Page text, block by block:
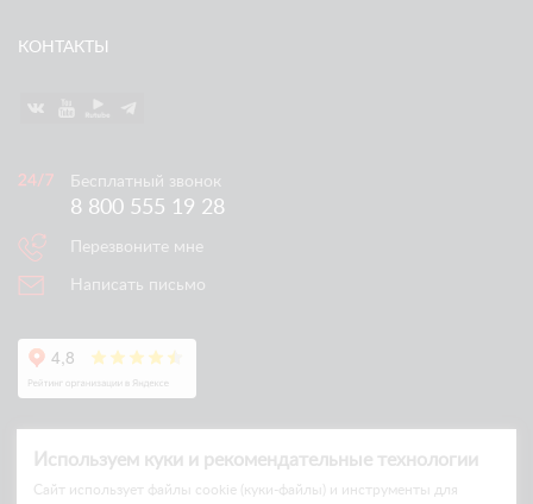
КОНТАКТЫ
Бесплатный звонок
8 800 555 19 28
Перезвоните мне
Написать письмо
Используем куки и рекомендательные технологии
Cайт использует файлы cookie (куки-файлы) и инструменты для